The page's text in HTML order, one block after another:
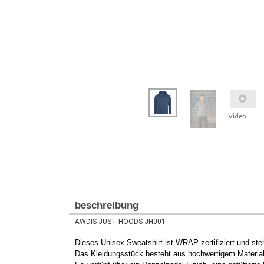
Video
beschreibung
AWDIS JUST HOODS JH001
Dieses Unisex-Sweatshirt ist WRAP-zertifiziert und
Das Kleidungsstück besteht aus hochwertigem